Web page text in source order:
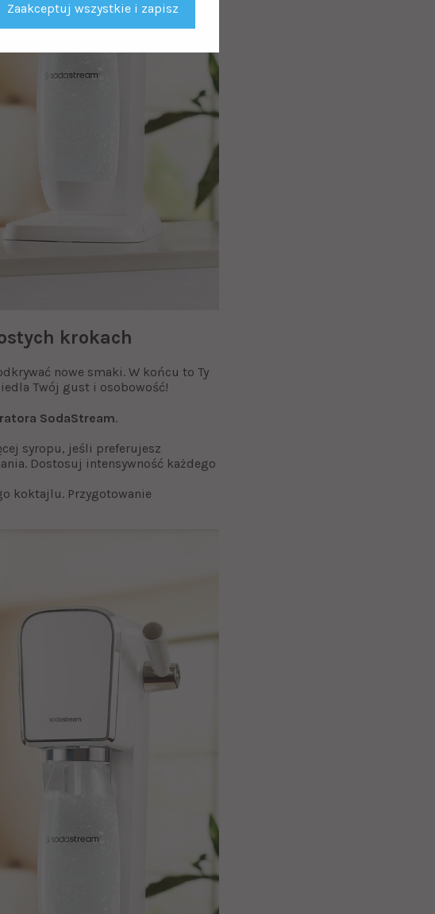
krokach
nowe smaki. W końcu to Ty
Twój gust i osobowość!
SodaStream.
syropu, jeśli preferujesz
Dostosuj intensywność każdego
koktajlu. Przygotowanie
Zaakceptuj wszystkie i zapisz